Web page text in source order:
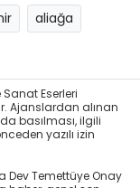
aliağa
Sanat Eserleri
Ajanslardan alınan
basılması, ilgili
yazılı izin
Dev Temettüye Onay